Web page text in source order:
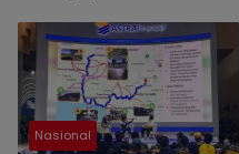
Membangun Hubungan
Harmonis
Nasional